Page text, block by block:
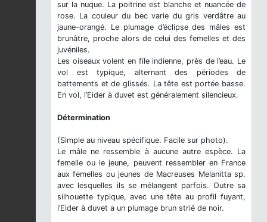
sur la nuque. La poitrine est blanche et nuancée de
rose. La couleur du bec varie du gris verdâtre au
jaune-orangé. Le plumage d’éclipse des mâles est
brunâtre, proche alors de celui des femelles et des
juvéniles.
Les oiseaux volent en file indienne, près de l’eau. Le
vol est typique, alternant des périodes de
battements et de glissés. La tête est portée basse.
En vol, l’Eider à duvet est généralement silencieux.
Détermination
(Simple au niveau spécifique. Facile sur photo).
Le mâle ne ressemble à aucune autre espèce. La
femelle ou le jeune, peuvent ressembler en France
aux femelles ou jeunes de Macreuses Melanitta sp.
avec lesquelles ils se mélangent parfois. Outre sa
silhouette typique, avec une tête au profil fuyant,
l’Eider à duvet a un plumage brun strié de noir.